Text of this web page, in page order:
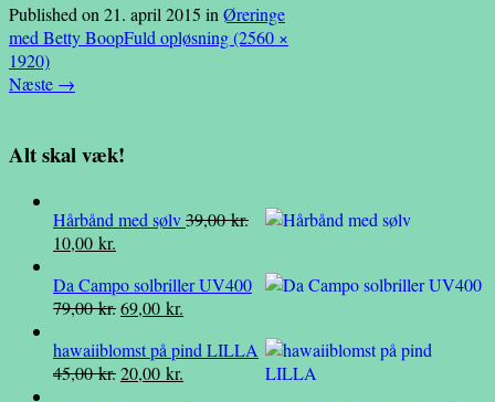
Published on 21. april 2015 in Øreringe
med Betty BoopFuld opløsning (2560 ×
1920)
Næste →
Alt skal væk!
Hårbånd med sølv39,00kr.
Den
pris
var:
10,00 kr.
pris
er:
Da Campo solbriller UV400
79,00kr.Den
pris
var:
69,00 kr.
pris
er:
hawaiiblomst på pind LILLA
45,00kr.Den
20,00 kr.